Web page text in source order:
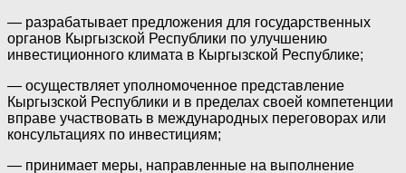
— разрабатывает предложения для государственных
органов Кыргызской Республики по улучшению
инвестиционного климата в Кыргызской Республике;
— осуществляет уполномоченное представление
Кыргызской Республики и в пределах своей компетенции
вправе участвовать в международных переговорах или
консультациях по инвестициям;
— принимает меры, направленные на выполнение